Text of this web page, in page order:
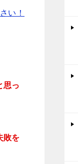
い！
思っ
敗を